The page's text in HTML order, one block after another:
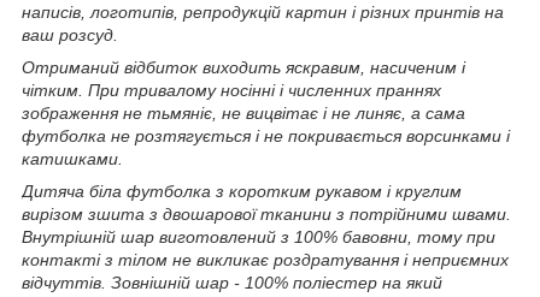
написів, логотипів, репродукцій картин і різних принтів на
ваш розсуд.
Отриманий відбиток виходить яскравим, насиченим і
чітким. При тривалому носінні і численних праннях
зображення не тьмяніє, не вицвітає і не линяє, а сама
футболка не розтягується і не покривається ворсинками і
катишками.
Дитяча біла футболка з коротким рукавом і круглим
вирізом зшита з двошарової тканини з потрійними швами.
Внутрішній шар виготовлений з 100% бавовни, тому при
контакті з тілом не викликає роздратування і неприємних
відчуттів. Зовнішній шар - 100% поліестер на який